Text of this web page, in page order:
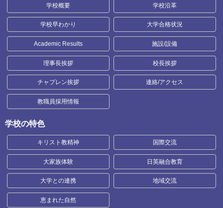
学校概要 学校沿革
学校早わかり 大学合格状況
Academic Results 施設/設備
理事長挨拶 校長挨拶
チャプレン挨拶 連絡/アクセス
教職員採用情報
学校の特色
キリスト教精神 国際交流
大家族体験 日英融合教育
大学との連携 地域交流
恵まれた自然